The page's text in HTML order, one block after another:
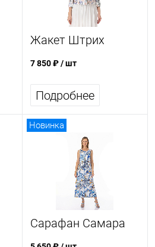
Жакет Штрих
7 850 ₽/ шт
Подробнее
Новинка
Сарафан Самара